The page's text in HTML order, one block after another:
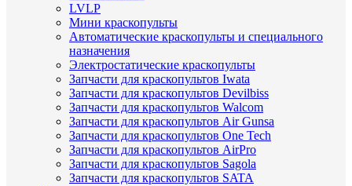
LVLP
Мини краскопульты
Автоматические краскопульты и специального
назначения
Электростатические краскопульты
Запчасти для краскопультов Iwata
Запчасти для краскопультов Devilbiss
Запчасти для краскопультов Walcom
Запчасти для краскопультов Air Gunsa
Запчасти для краскопультов One Tech
Запчасти для краскопультов AirPro
Запчасти для краскопультов Sagola
Запчасти для краскопультов SATA